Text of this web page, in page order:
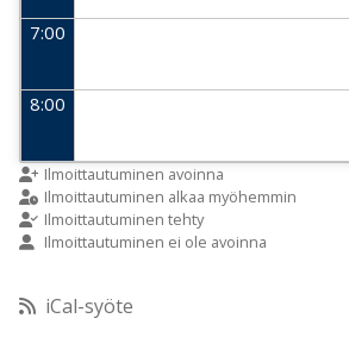
7:00
8:00
9:00
10:00
11:00
Ilmoittautuminen avoinna
Ilmoittautuminen alkaa myöhemmin
Ilmoittautuminen tehty
Ilmoittautuminen ei ole avoinna
iCal-syöte